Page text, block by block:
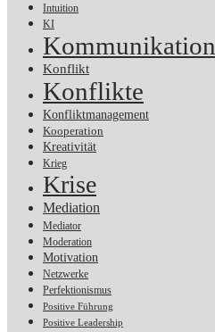
Intuition
KI
Kommunikation
Konflikt
Konflikte
Konfliktmanagement
Kooperation
Kreativität
Krieg
Krise
Mediation
Mediator
Moderation
Motivation
Netzwerke
Perfektionismus
Positive Führung
Positive Leadership